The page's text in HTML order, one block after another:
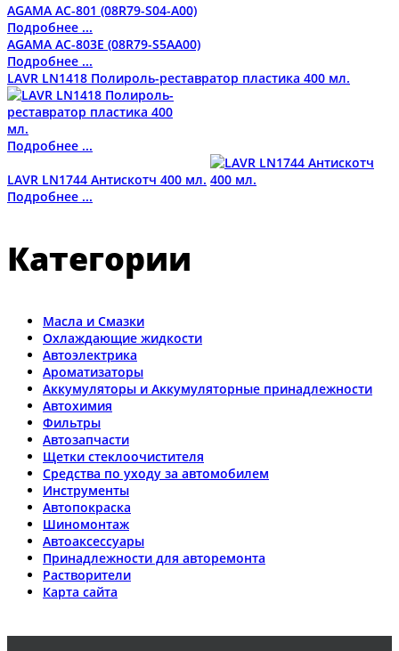
AGAMA AC-801 (08R79-S04-A00)
Подробнее ...
AGAMA AC-803E (08R79-S5AA00)
Подробнее ...
LAVR LN1418 Полироль-реставратор пластика 400 мл.
Подробнее ...
LAVR LN1744 Антискотч 400 мл.
Подробнее ...
Категории
Масла и Смазки
Охлаждающие жидкости
Автоэлектрика
Ароматизаторы
Аккумуляторы и Аккумуляторные принадлежности
Автохимия
Фильтры
Автозапчасти
Щетки стеклоочистителя
Средства по уходу за автомобилем
Инструменты
Автопокраска
Шиномонтаж
Автоаксессуары
Принадлежности для авторемонта
Растворители
Карта сайта